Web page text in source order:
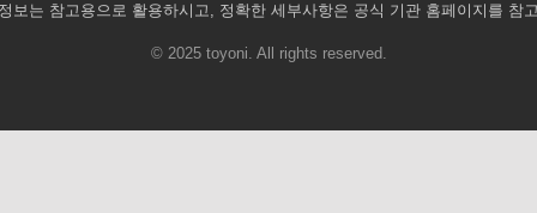
보는 참고용으로 활용하시고, 정확한 세부사항은 공식 기관 홈페이지를 참
© 2025 toyoni. All rights reserved.